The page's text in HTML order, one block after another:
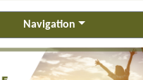
Navigation